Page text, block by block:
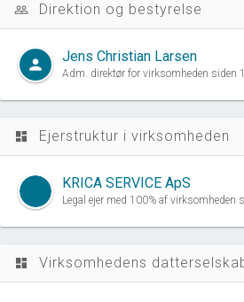
people_outline Direktion og bestyrelse
person Jens Christian Larsen
Adm. direktør for virksomheden siden
dashboard Ejerstruktur i virksomheden
KRICA SERVICE ApS
Legal ejer med 100% af virksomheden
dashboard Virksomhedens